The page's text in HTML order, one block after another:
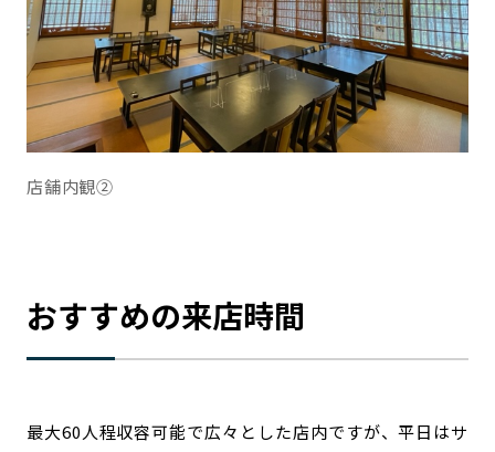
店舗内観②
おすすめの来店時間
最大60人程収容可能で広々とした店内ですが、平日はサ